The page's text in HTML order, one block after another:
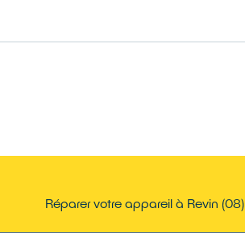
Réparer votre appareil à Revin (08)